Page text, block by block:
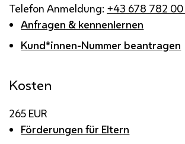
Telefon Anmeldung: +43 678 782
Anfragen & kennenlernen
Kund*innen-Nummer beantragen
Kosten
265 EUR
Förderungen für Eltern